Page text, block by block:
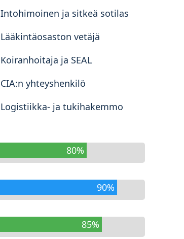
Intohimoinen ja sitkeä sotilas
Lääkintäosaston vetäjä
Koiranhoitaja ja SEAL
CIA:n yhteyshenkilö
Logistiikka- ja tukihakemmo
80%
90%
85%